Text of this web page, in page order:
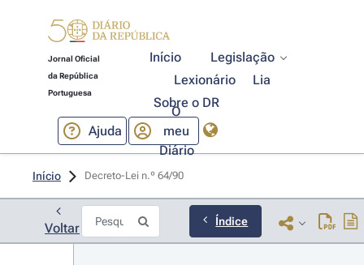
Jornal Oficial
da República
Portuguesa
Início
Legislação
Lexionário
Lia
Sobre o DR
Ajuda
O
meu
Diário
Início Decreto-Lei n.º 64/90
Voltar Índice